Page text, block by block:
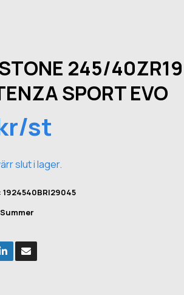
245/40ZR19
SPORT EVO
st
slut i lager.
1924540BRI29045
Summer